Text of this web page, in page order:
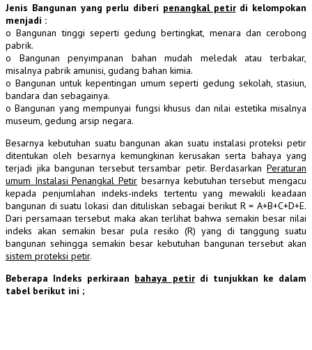
Jenis Bangunan yang perlu diberi penangkal petirdi kelompokan
menjadi :
o Bangunan tinggi seperti gedung bertingkat, menara dan cerobong
pabrik.
o Bangunan penyimpanan bahan mudah meledak atau terbakar,
misalnya pabrik amunisi, gudang bahan kimia.
o Bangunan untuk kepentingan umum seperti gedung sekolah, stasiun,
bandara dan sebagainya.
o Bangunan yang mempunyai fungsi khusus dan nilai estetika misalnya
museum, gedung arsip negara.
Besarnya kebutuhan suatu bangunan akan suatu instalasi proteksi petir
ditentukan oleh besarnya kemungkinan kerusakan serta bahaya yang
terjadi jika bangunan tersebut tersambar petir. Berdasarkan Peraturan
umum Instalasi Penangkal Petir besarnya kebutuhan tersebut mengacu
kepada penjumlahan indeks-indeks tertentu yang mewakili keadaan
bangunan di suatu lokasi dan dituliskan sebagai berikut R = A+B+C+D+E.
Dari persamaan tersebut maka akan terlihat bahwa semakin besar nilai
indeks akan semakin besar pula resiko (R) yang di tanggung suatu
bangunan sehingga semakin besar kebutuhan bangunan tersebut akan
sistem proteksi petir.
Beberapa Indeks perkiraan bahaya petirdi tunjukkan ke dalam
tabel berikut ini ;